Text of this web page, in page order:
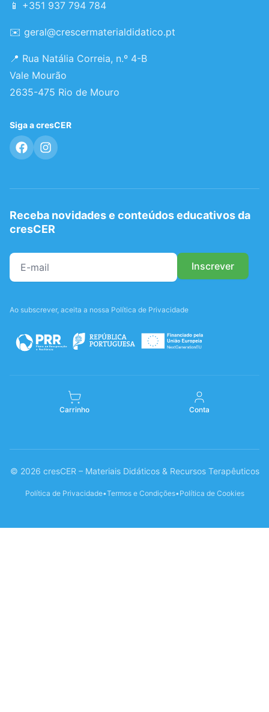
📱 +351 937 794 784
✉️ geral@crescermaterialdidatico.pt
📍 Rua Natália Correia, n.º 4-B
Vale Mourão
2635-475 Rio de Mouro
Siga a cresCER
Receba novidades e conteúdos educativos da
cresCER
Ao subscrever, aceita a nossa Política de Privacidade
Carrinho Conta
© 2026 cresCER – Materiais Didáticos & Recursos Terapêuticos
Política de Privacidade•Termos e Condições•Política de Cookies